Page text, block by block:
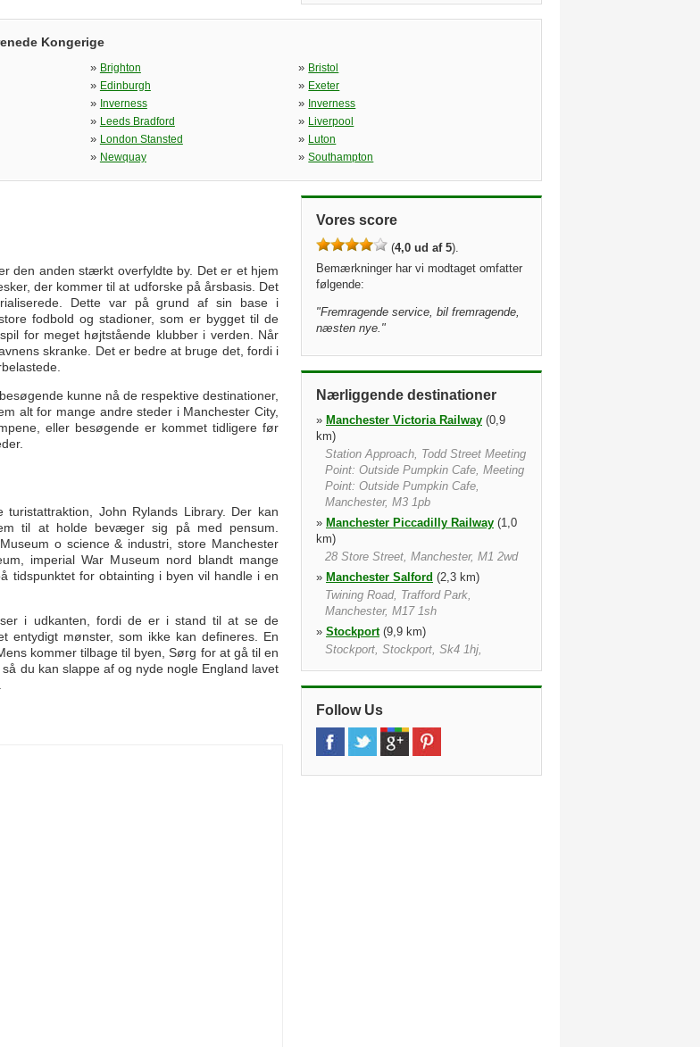
Kongerige
» Brighton » Bristol
» Edinburgh » Exeter
» Inverness » Inverness
» Leeds Bradford » Liverpool
» London Stansted » Luton
» Newquay »Southampton
den anden stærkt overfyldte by. Det er et hjem
der kommer til at udforske på årsbasis. Det
Dette var på grund af sin base i
fodbold og stadioner, som er bygget til de
for meget højtstående klubber i verden. Når
skranke. Det er bedre at bruge det, fordi i
kunne nå de respektive destinationer,
alt for mange andre steder i Manchester City,
eller besøgende er kommet tidligere før
John Rylands Library. Der kan
til at holde bevæger sig på med pensum.
o science & industri, store Manchester
imperial War Museum nord blandt mange
tidspunktet for obtainting i byen vil handle i en
i udkanten, fordi de er i stand til at se de
entydigt mønster, som ikke kan defineres. En
kommer tilbage til byen, Sørg for at gå til en
du kan slappe af og nyde nogle England lavet
Vores score
(4,0 ud af 5).
Bemærkninger har vi modtaget omfatter
følgende:
"Fremragende service, bil fremragende,
næsten nye. "
Nærliggende destinationer
» Manchester Victoria Railway (0,9
km)
Station Approach, Todd Street Meeting
Point: Outside Pumpkin Cafe, Meeting
Point: Outside Pumpkin Cafe,
Manchester, M3 1pb
» Manchester Piccadilly Railway (1,0
km)
28 Store Street, Manchester, M1 2wd
» Manchester Salford (2,3 km)
Twining Road, Trafford Park,
Manchester, M17 1sh
» Stockport(9,9 km)
Stockport, Stockport, Sk4 1hj,
»Oldham(11,0 km)
36 Oldham Road Royton, Oldham, Ol2
»Manchester Lufthavn
Ringway Road,manchester Airport,
Manchester, M22 5wh
Follow Us